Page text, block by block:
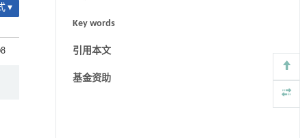
▾
Key words
引用本文
基金资助